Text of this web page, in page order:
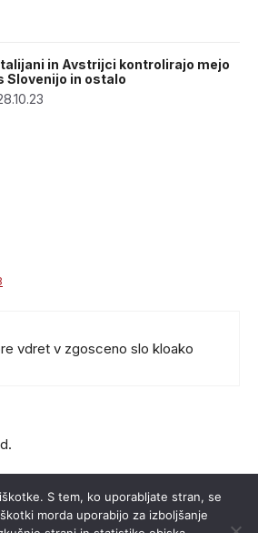
in Avstrijci kontrolirajo mejo
Slovenijo in ostalo
vdret v zgosceno slo kloako
S tem, ko uporabljate stran, se
morda uporabijo za izboljšanje